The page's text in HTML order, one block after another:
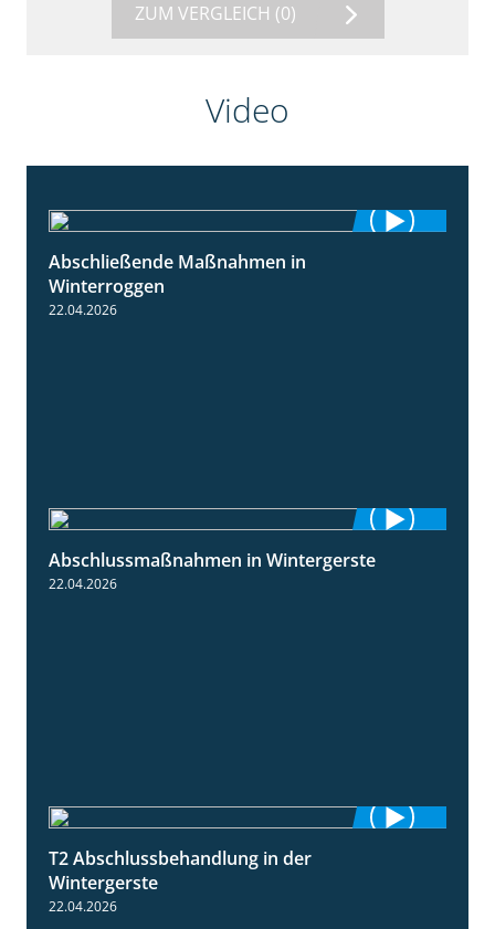
ZUM VERGLEICH (0)
Video
Abschließende Maßnahmen in
Winterroggen
22.04.2026
Abschlussmaßnahmen in Wintergerste
22.04.2026
T2 Abschlussbehandlung in der
Wintergerste
22.04.2026